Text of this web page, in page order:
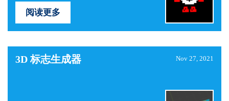
阅读更多
3D 标志生成器 Nov 27, 2021